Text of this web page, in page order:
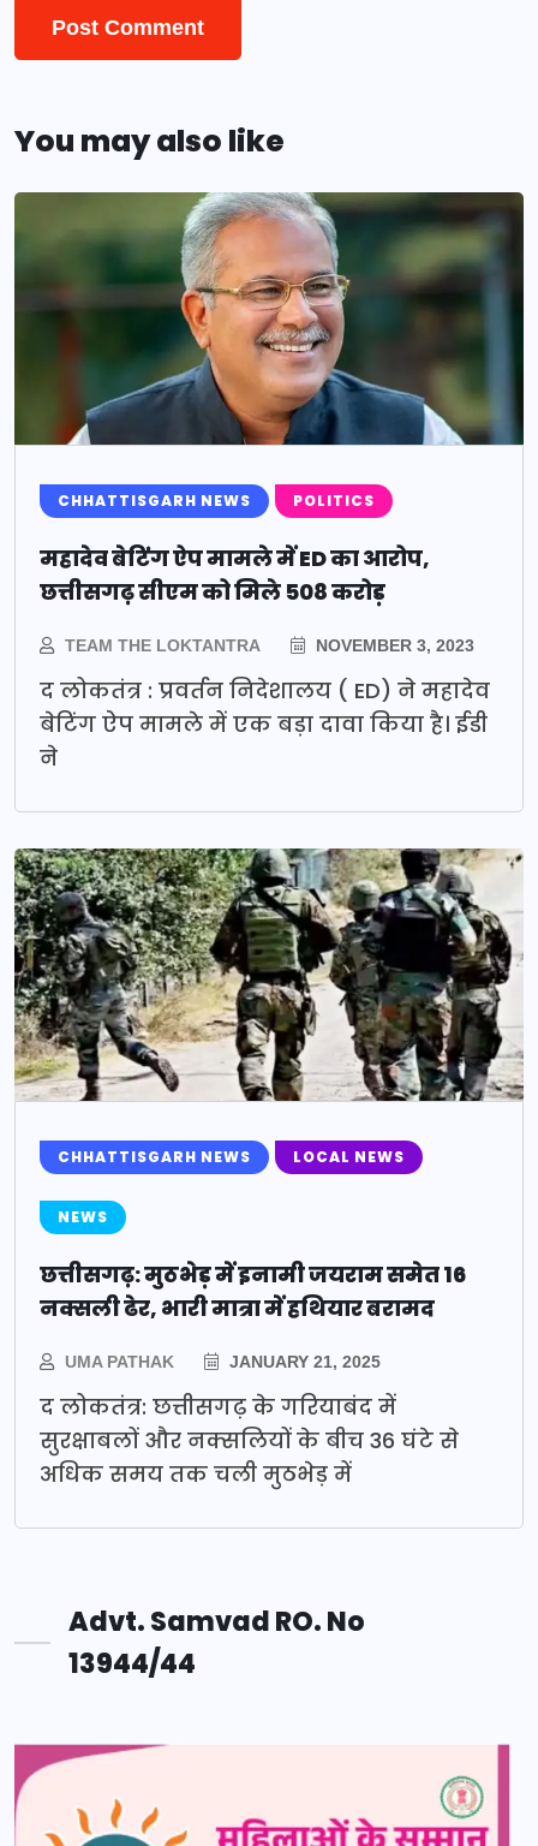
You may also like
CHHATTISGARH NEWS POLITICS
महादेव बेटिंग ऐप मामले में ED का आरोप,
छत्तीसगढ़ सीएम को मिले 508 करोड़
TEAM THE LOKTANTRA NOVEMBER 3, 2023
द लोकतंत्र : प्रवर्तन निदेशालय ( ED) ने महादेव
बेटिंग ऐप मामले में एक बड़ा दावा किया है। ईडी
ने
CHHATTISGARH NEWS LOCAL NEWS
NEWS
छत्तीसगढ़: मुठभेड़ में इनामी जयराम समेत 16
नक्सली ढेर, भारी मात्रा में हथियार बरामद
UMA PATHAK JANUARY 21, 2025
द लोकतंत्र: छत्तीसगढ़ के गरियाबंद में
सुरक्षाबलों और नक्सलियों के बीच 36 घंटे से
अधिक समय तक चली मुठभेड़ में
Advt. Samvad RO. No
13944/44